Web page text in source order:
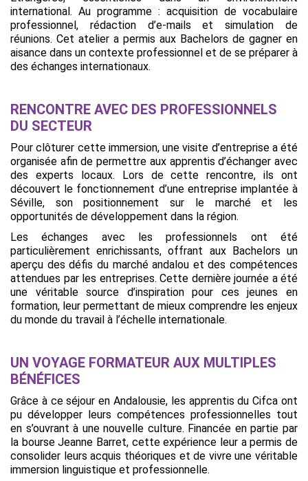
international. Au programme : acquisition de vocabulaire
professionnel, rédaction d’e-mails et simulation de
réunions. Cet atelier a permis aux Bachelors de gagner en
aisance dans un contexte professionnel et de se préparer à
des échanges internationaux.
RENCONTRE AVEC DES PROFESSIONNELS
DU SECTEUR
Pour clôturer cette immersion, une visite d’entreprise a été
organisée afin de permettre aux apprentis d’échanger avec
des experts locaux. Lors de cette rencontre, ils ont
découvert le fonctionnement d’une entreprise implantée à
Séville, son positionnement sur le marché et les
opportunités de développement dans la région.
Les échanges avec les professionnels ont été
particulièrement enrichissants, offrant aux Bachelors un
aperçu des défis du marché andalou et des compétences
attendues par les entreprises. Cette dernière journée a été
une véritable source d’inspiration pour ces jeunes en
formation, leur permettant de mieux comprendre les enjeux
du monde du travail à l’échelle internationale.
UN VOYAGE FORMATEUR AUX MULTIPLES
BÉNÉFICES
Grâce à ce séjour en Andalousie, les apprentis du Cifca ont
pu développer leurs compétences professionnelles tout
en s’ouvrant à une nouvelle culture. Financée en partie par
la bourse Jeanne Barret, cette expérience leur a permis de
consolider leurs acquis théoriques et de vivre une véritable
immersion linguistique et professionnelle.